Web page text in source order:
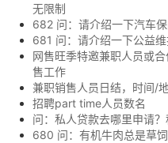
无限制
682 问：请介绍一下汽车保
681 问：请介绍一下公益维
网售旺季特邀兼职人员或
售工作
兼职销售人员日结，时间/
招聘part time人员数名
问：私人贷款去哪里申请？
680 问：有机牛肉总是草饲